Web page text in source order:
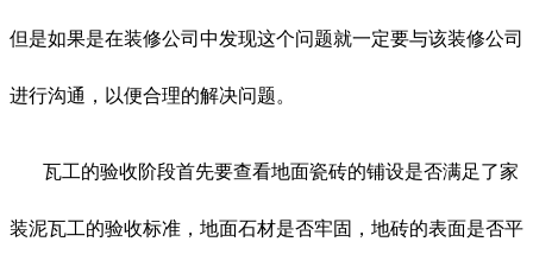
但是如果是在装修公司中发现这个问题就一定要与该装修公司
进行沟通，以便合理的解决问题。
瓦工的验收阶段首先要查看地面瓷砖的铺设是否满足了家
装泥瓦工的验收标准，地面石材是否牢固，地砖的表面是否平